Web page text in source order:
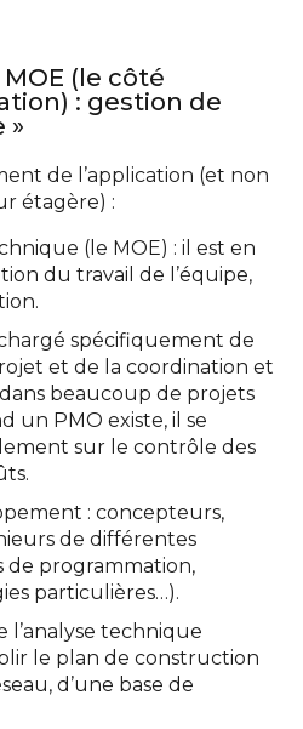
(le côté
: gestion de
»
de l’application (et non
étagère) :
(le MOE) : il est en
du travail de l’équipe,
spécifiquement de
et de la coordination et
beaucoup de projets
un PMO existe, il se
sur le contrôle des
: concepteurs,
de différentes
de programmation,
particulières…).
l’analyse technique
le plan de construction
d’une base de